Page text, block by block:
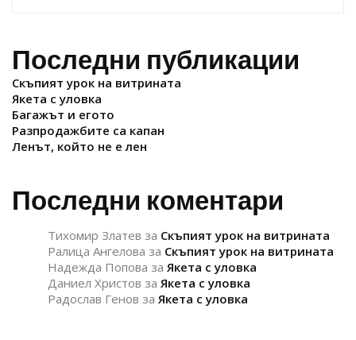
Последни публикации
Скъпият урок на витрината
Якета с уловка
Багажът и егото
Разпродажбите са капан
Ленът, който не е лен
Последни коментари
Тихомир Златев за Скъпият урок на витрината
Ралица Ангелова за Скъпият урок на витрината
Надежда Попова за Якета с уловка
Даниел Христов за Якета с уловка
Радослав Генов за Якета с уловка